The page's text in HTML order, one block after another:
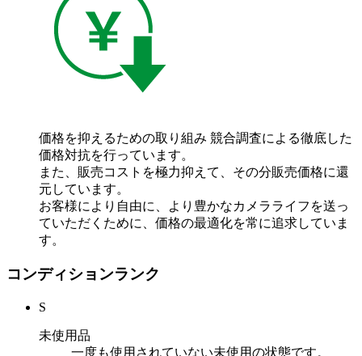
価格を抑えるための取り組み 競合調査による徹底した
価格対抗を行っています。
また、販売コストを極力抑えて、その分販売価格に還
元しています。
お客様により自由に、より豊かなカメラライフを送っ
ていただくために、価格の最適化を常に追求していま
す。
コンディションランク
S
未使用品
一度も使用されていない未使用の状態です。